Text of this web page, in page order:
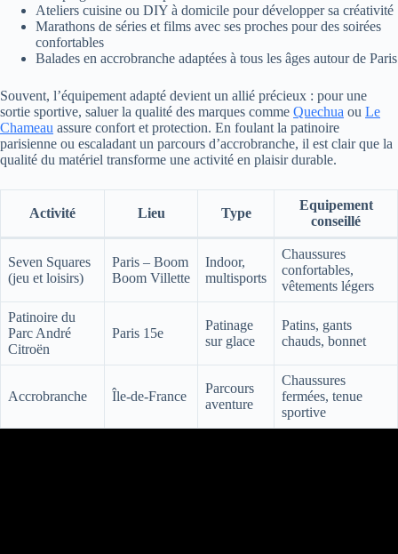
Ateliers cuisine ou DIY à domicile pour développer sa créativité
Marathons de séries et films avec ses proches pour des soirées
confortables
Balades en accrobranche adaptées à tous les âges autour de Paris
Souvent, l’équipement adapté devient un allié précieux : pour une
sortie sportive, saluer la qualité des marques comme Quechua ou Le
Chameau assure confort et protection. En foulant la patinoire
parisienne ou escaladant un parcours d’accrobranche, il est clair que la
qualité du matériel transforme une activité en plaisir durable.
Activité Lieu Type
Equipement
conseillé
Seven Squares
(jeu et loisirs)
Paris – Boom
Boom Villette
Indoor,
multisports
Chaussures
confortables,
vêtements légers
Patinoire du
Parc André
Citroën
Paris 15e
Patinage
sur glace
Patins, gants
chauds, bonnet
Accrobranche Île-de-France
Parcours
aventure
Chaussures
fermées, tenue
sportive